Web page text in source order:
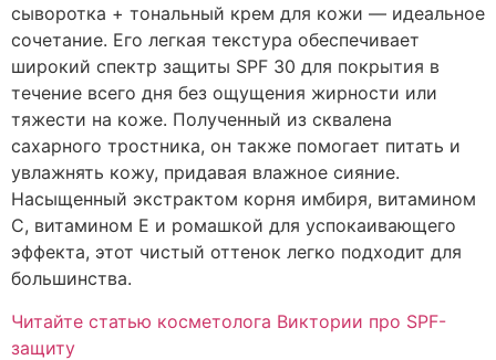
сыворотка + тональный крем для кожи — идеальное
сочетание. Его легкая текстура обеспечивает
широкий спектр защиты SPF 30 для покрытия в
течение всего дня без ощущения жирности или
тяжести на коже. Полученный из сквалена
сахарного тростника, он также помогает питать и
увлажнять кожу, придавая влажное сияние.
Насыщенный экстрактом корня имбиря, витамином
С, витамином Е и ромашкой для успокаивающего
эффекта, этот чистый оттенок легко подходит для
большинства.
Читайте статью косметолога Виктории про SPF-
защиту